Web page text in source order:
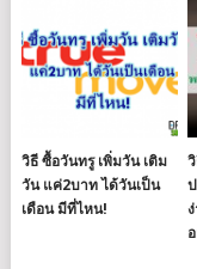
วิธี ซื้อวันทรู เพิ่มวัน เติม
วัน แค่2บาท ได้วันเป็น
เดือน มีที่ไหน!